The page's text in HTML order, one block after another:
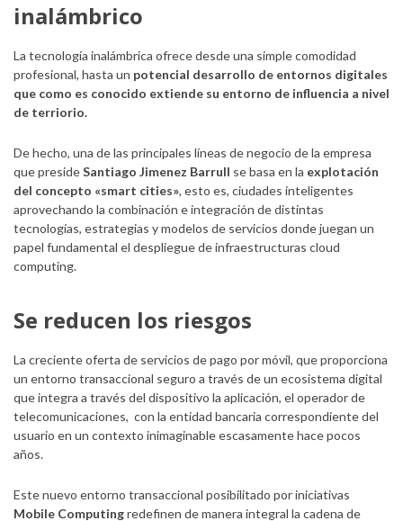
inalámbrico
La tecnología inalámbrica ofrece desde una simple comodidad
profesional, hasta un potencial desarrollo de entornos digitales
que como es conocido extiende su entorno de influencia a nivel
de terriorio.
De hecho, una de las principales líneas de negocio de la empresa
que presideSantiago Jimenez Barrull se basa en la explotación
del concepto «smart cities», esto es, ciudades inteligentes
aprovechando la combinación e integración de distintas
tecnologías, estrategias y modelos de servicios donde juegan un
papel fundamental el despliegue de infraestructuras cloud
computing.
Se reducen los riesgos
La creciente oferta de servicios de pago por móvil, que proporciona
un entorno transaccional seguro a través de un ecosistema digital
que integra a través del dispositivo la aplicación, el operador de
telecomunicaciones, con la entidad bancaria correspondiente del
usuario en un contexto inimaginable escasamente hace pocos
años.
Este nuevo entorno transaccional posibilitado por iniciativas
Mobile Computingredefinen de manera integral la cadena de